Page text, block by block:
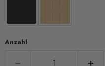
Anzahl